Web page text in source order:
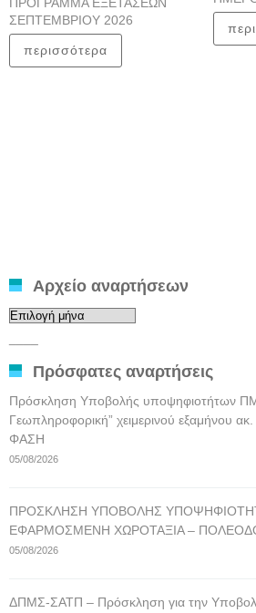
ΣΕΠΤΕΜΒΡΙΟΥ 2026
περισσότερα
Αρχείο αναρτήσεων
Αρχείο
Πρόσφατες αναρτήσεις
Πρόσκληση Υποβολής υποψηφιοτήτων
Γεωπληροφορική” χειμερινού εξαμήνου
ΦΑΣΗ
05/08/2026
ΠΡΟΣΚΛΗΣΗ ΥΠΟΒΟΛΗΣ
ΕΦΑΡΜΟΣΜΕΝΗ ΧΩΡΟΤΑΞΙΑ –
05/08/2026
ΔΠΜΣ-ΣΑΤΠ – Πρόσκληση για την